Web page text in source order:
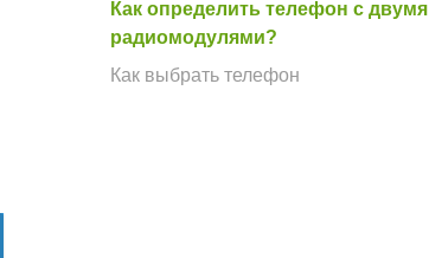
Как определить телефон с двумя
радиомодулями?
Как выбрать телефон